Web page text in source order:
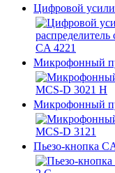
Цифровой
Микрофонный
Микрофонный
Пьезо-кнопка